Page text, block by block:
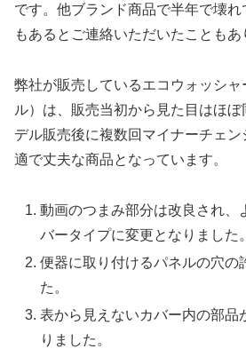
です。他ブランド商品で半年で壊
もあるとご連絡いただいたこともあ
弊社が販売しているエコウォッシ
ル）は、販売当初から見た目はほ
デル販売後に複数回マイナーチェ
適で丈夫な商品となっています。
動画のつまみ部分は改良され、
バータイプに変更となりました。
便器に取り付けるパネルの穴の
た。
表から見えないカバー内の部品
りました。